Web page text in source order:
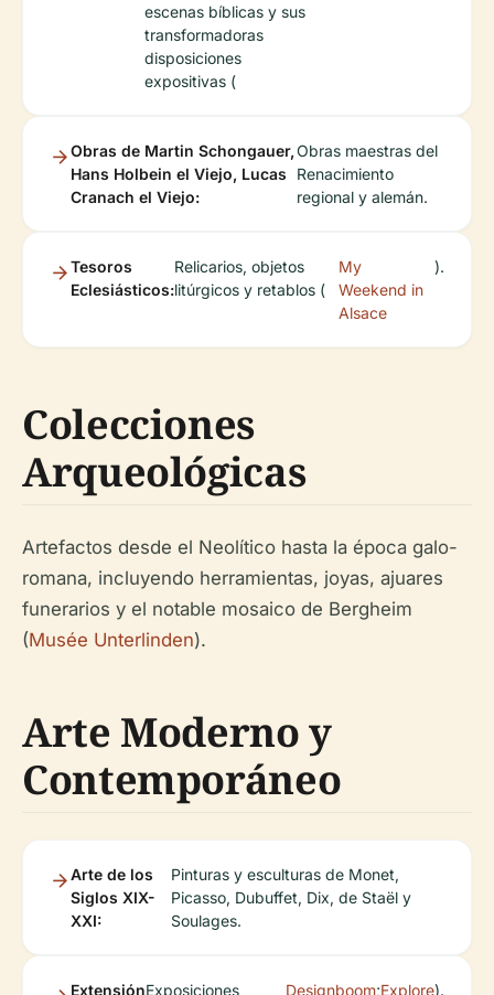
escenas bíblicas y sus
transformadoras
disposiciones
expositivas (
Obras de Martin Schongauer,
Hans Holbein el Viejo, Lucas
Cranach el Viejo:
Obras maestras del
Renacimiento
regional y alemán.
Tesoros
Eclesiásticos:
Relicarios, objetos
litúrgicos y retablos (
My
Weekend in
Alsace
).
Colecciones
Arqueológicas
Artefactos desde el Neolítico hasta la época galo-
romana, incluyendo herramientas, joyas, ajuares
funerarios y el notable mosaico de Bergheim
(Musée Unterlinden).
Arte Moderno y
Contemporáneo
Arte de los
Siglos XIX-
XXI:
Pinturas y esculturas de Monet,
Picasso, Dubuffet, Dix, de Staël y
Soulages.
ExtensiónExposiciones
Designboom;Explore).